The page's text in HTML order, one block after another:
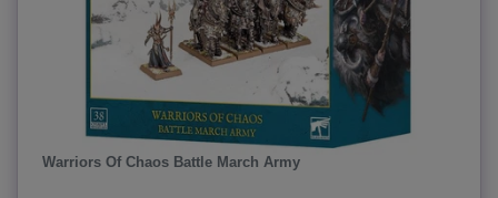
Warriors Of Chaos Battle March Army